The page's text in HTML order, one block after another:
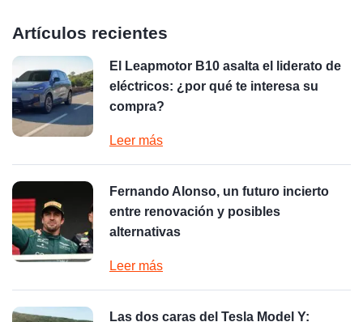
Artículos recientes
El Leapmotor B10 asalta el liderato de
eléctricos: ¿por qué te interesa su
compra?
Leer más
Fernando Alonso, un futuro incierto
entre renovación y posibles
alternativas
Leer más
Las dos caras del Tesla Model Y: